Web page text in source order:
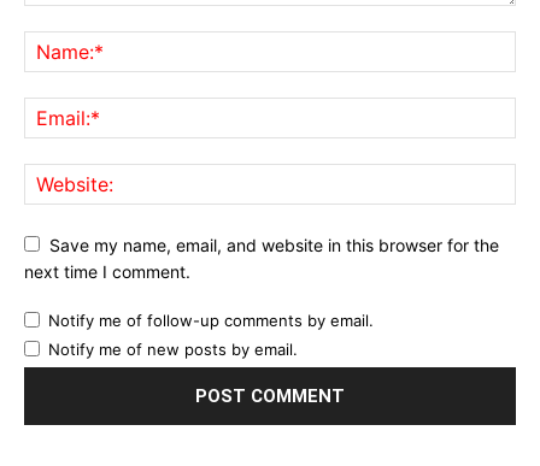
Save my name, email, and website in this browser for the
next time I comment.
Notify me of follow-up comments by email.
Notify me of new posts by email.